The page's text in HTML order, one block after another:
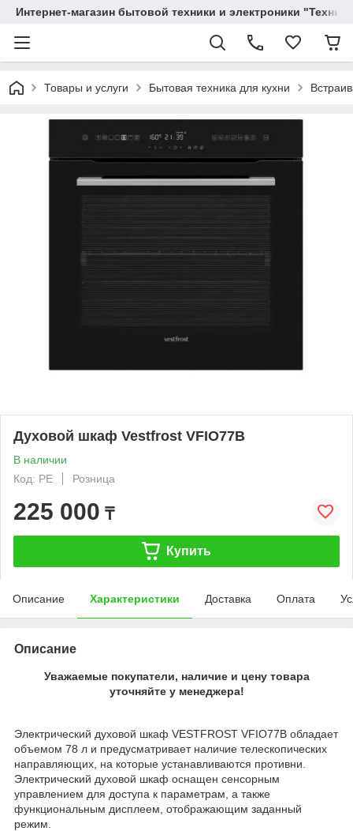
Интернет-магазин бытовой техники и электроники
Товары и услуги Бытовая техника для кухни
Духовой шкаф Vestfrost VFIO77B
В наличии
Код: PE
Розница
225 000 ₸
Купить
Описание Характеристики Доставка Оплата
Описание
Уважаемые покупатели, наличие и цену товара
уточняйте у менеджера!
Электрический духовой шкаф VESTFROST VFIO77B обладает
объемом 78 л и предусматривает наличие телескопических
направляющих, на которые устанавливаются противни.
Электрический духовой шкаф оснащен сенсорным
управлением для доступа к параметрам, а также
функциональным дисплеем, отображающим заданный
режим.